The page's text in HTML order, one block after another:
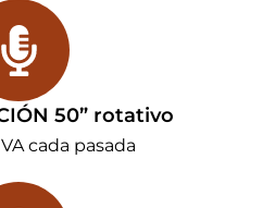
50” rotativo
cada pasada